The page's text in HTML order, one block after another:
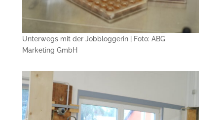
Unterwegs mit der Jobbloggerin | Foto: ABG
Marketing GmbH